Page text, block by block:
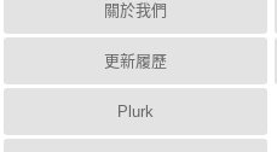
關於我們
更新履歷
Plurk